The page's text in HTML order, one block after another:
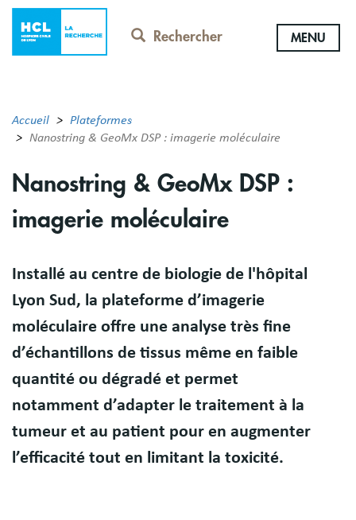
Aller
contenu
Rechercher MENU
Accueil
Plateformes
Nanostring & GeoMx DSP : imagerie moléculaire
Nanostring & GeoMx DSP :
imagerie moléculaire
Résumé
Installé au centre de biologie de l'hôpital
Lyon Sud, la plateforme d’imagerie
moléculaire offre une analyse très fine
d’échantillons de tissus même en faible
quantité ou dégradé et permet
notamment d’adapter le traitement à la
tumeur et au patient pour en augmenter
l’efficacité tout en limitant la toxicité.